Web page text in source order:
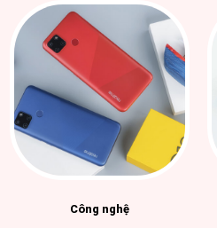
Công nghệ